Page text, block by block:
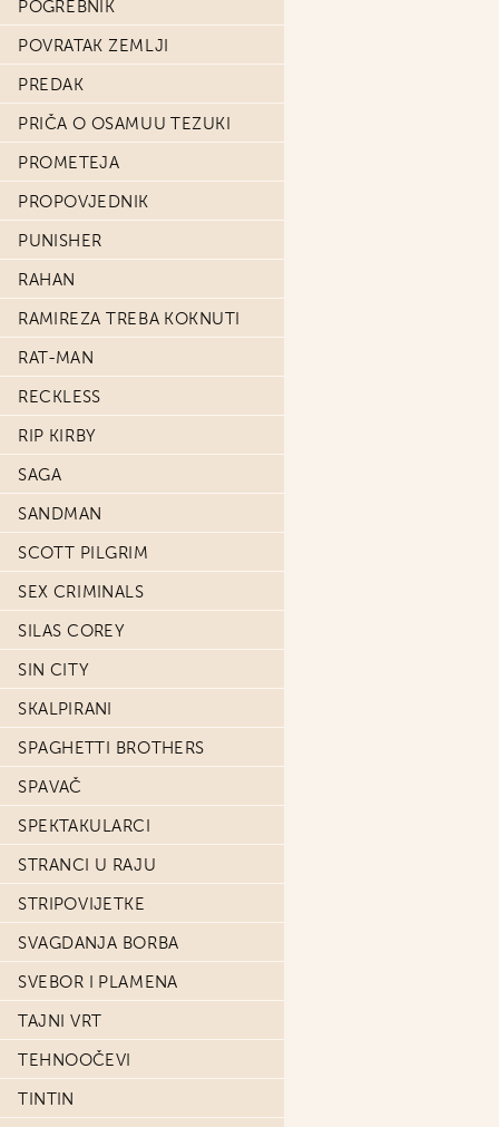
POGREBNIK
POVRATAK ZEMLJI
PREDAK
PRIČA O OSAMUU TEZUKI
PROMETEJA
PROPOVJEDNIK
PUNISHER
RAHAN
RAMIREZA TREBA KOKNUTI
RAT-MAN
RECKLESS
RIP KIRBY
SAGA
SANDMAN
SCOTT PILGRIM
SEX CRIMINALS
SILAS COREY
SIN CITY
SKALPIRANI
SPAGHETTI BROTHERS
SPAVAČ
SPEKTAKULARCI
STRANCI U RAJU
STRIPOVIJETKE
SVAGDANJA BORBA
SVEBOR I PLAMENA
TAJNI VRT
TEHNOOČEVI
TINTIN